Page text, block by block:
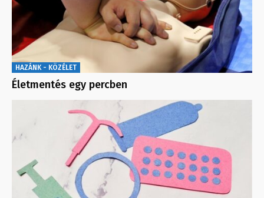
HAZÁNK - KÖZÉLET
Életmentés egy percben